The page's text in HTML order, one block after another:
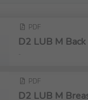
PDF
D2 LUB M
PDF
D2 LUB M